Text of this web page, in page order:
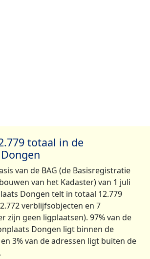
totaal in de
van de BAG (de Basisregistratie
van het Kadaster) van 1 juli
Dongen telt in totaal 12.779
verblijfsobjecten en 7
zijn geen ligplaatsen). 97% van de
Dongen ligt binnen de
3% van de adressen ligt buiten de